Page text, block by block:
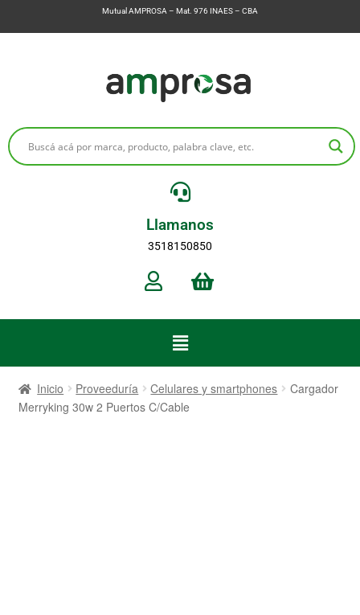
Mutual AMPROSA – Mat. 976 INAES – CBA
Llamanos
3518150850
Inicio Proveeduría Celulares y smartphones
Cargador
Merryking 30w 2 Puertos C/Cable